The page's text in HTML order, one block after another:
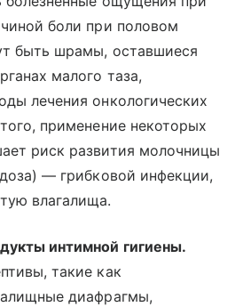
боли при половом
быть шрамы, оставшиеся
малого таза,
лечения онкологических
применение некоторых
риск развития молочницы
— грибковой инфекции,
влагалища.
интимной гигиены.
такие как
диафрагмы,